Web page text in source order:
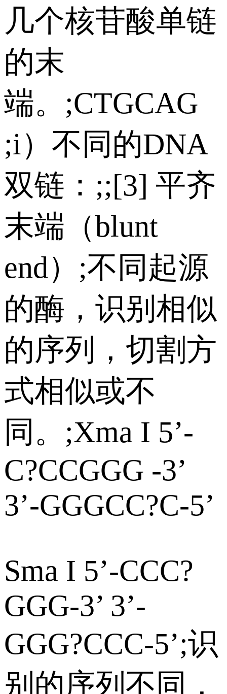
几个核苷酸单链
的末
端。;CTGCAG
;i）不同的DNA
双链：;;[3] 平齐
末端（blunt
end）;不同起源
的酶，识别相似
的序列，切割方
式相似或不
同。;Xma I 5’-
C?CCGGG -3’
3’-GGGCC?C-5’
Sma I 5’-CCC?
GGG-3’ 3’-
GGG?CCC-5’;识
别的序列不同，